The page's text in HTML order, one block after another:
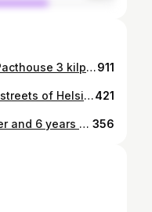
Meidän on ilo esitellä uusin Pacthouse 3 kilpailija: @aapo.olervo 🛹 Tämä raudankestävä skeittari ja urheilija on aina sanavalmiina tilanteeseen kuin tilanteeseen. Tältä kilpailijalta ei luonnetta puutu ja takaa hauskoja hetkiä taloon!🔥 🔴STRIIMI: KICK.COM/PACT #pacthouse #pacthouse3911
Extempore photoshoot in the streets of Helsinki with @aapo.olervo #skating #pacthouse421
New york. 🗽🇺🇸 7 years sober and 6 years with out nicotine now. Many failed self portraits (selfies) later here is some sort of pictures. 356